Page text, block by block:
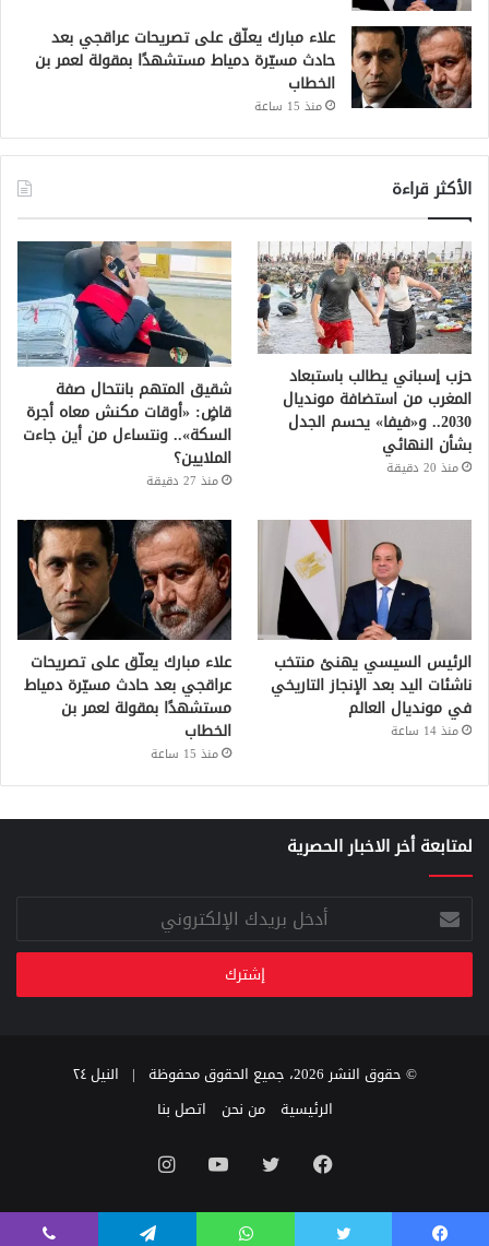
علاء مبارك يعلّق على تصريحات عراقجي بعد
حادث مسيّرة دمياط مستشهدًا بمقولة لعمر بن
الخطاب
منذ 15 ساعة
الأكثر قراءة
حزب إسباني يطالب باستبعاد
المغرب من استضافة مونديال
2030.. و«فيفا» يحسم الجدل
بشأن النهائي
منذ 20 دقيقة
شقيق المتهم بانتحال صفة
قاضٍ: «أوقات مكنش معاه أجرة
السكة».. ونتساءل من أين جاءت
الملايين؟
منذ 27 دقيقة
الرئيس السيسي يهنئ منتخب
ناشئات اليد بعد الإنجاز التاريخي
في مونديال العالم
منذ 14 ساعة
علاء مبارك يعلّق على تصريحات
عراقجي بعد حادث مسيّرة دمياط
مستشهدًا بمقولة لعمر بن
الخطاب
منذ 15 ساعة
لمتابعة أخر الاخبار الحصرية
أدخل
بريدك
الإلكتروني
© حقوق النشر 2026، جميع الحقوق محفوظة |
النيل ٢٤
الرئيسية
من نحن اتصل بنا
فيسبوك تويتر يوتيوب